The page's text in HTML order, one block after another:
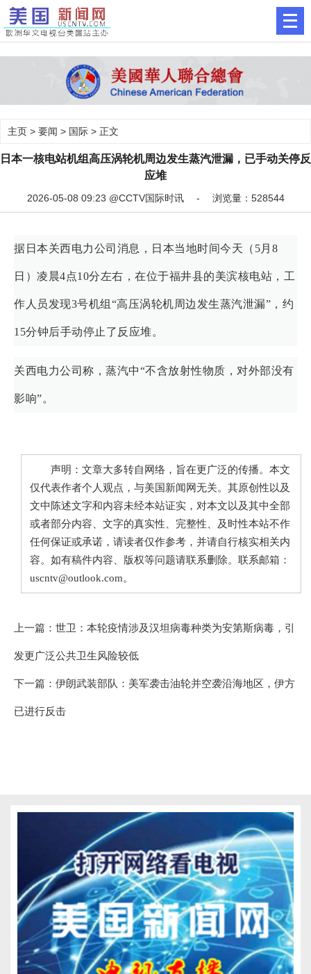
主页 > 要闻 > 国际 > 正文
日本一核电站机组高压涡轮机周边发生蒸汽泄漏，已手动关停反
应堆
2026-05-08 09:23 @CCTV国际时讯 - 浏览量：528544
据日本关西电力公司消息，日本当地时间今天（5月8
日）凌晨4点10分左右，在位于福井县的美滨核电站，工
作人员发现3号机组“高压涡轮机周边发生蒸汽泄漏”，约
15分钟后手动停止了反应堆。
关西电力公司称，蒸汽中“不含放射性物质，对外部没有
影响”。
声明：文章大多转自网络，旨在更广泛的传播。本文
仅代表作者个人观点，与美国新闻网无关。其原创性以及
文中陈述文字和内容未经本站证实，对本文以及其中全部
或者部分内容、文字的真实性、完整性、及时性本站不作
任何保证或承诺，请读者仅作参考，并请自行核实相关内
容。如有稿件内容、版权等问题请联系删除。联系邮箱：
uscntv@outlook.com。
上一篇： 世卫：本轮疫情涉及汉坦病毒种类为安第斯病毒，引
发更广泛公共卫生风险较低
下一篇： 伊朗武装部队：美军袭击油轮并空袭沿海地区，伊方
已进行反击